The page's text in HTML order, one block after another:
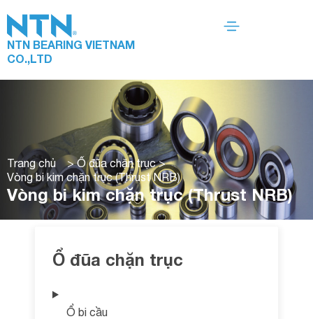
NTN BEARING VIETNAM
CO.,LTD
Trang chủ >Ổ đũa chặn trục>
Vòng bi kim chặn trục (Thrust NRB)
Vòng bi kim chặn trục (Thrust NRB)
Ổ đũa chặn trục
Ổ bi cầu